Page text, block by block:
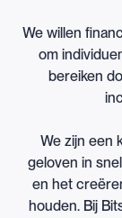
We willen
om
bereiken
We zijn een
geloven in
en het
houden. Bij